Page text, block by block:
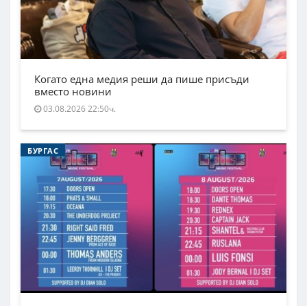
Когато една медия реши да пише присъди
вместо новини
03.08.2026 22:50ч.
БУРГАС